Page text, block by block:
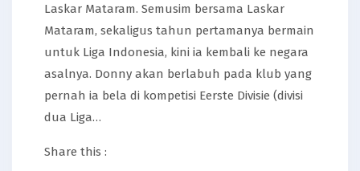
Laskar Mataram. Semusim bersama Laskar
Mataram, sekaligus tahun pertamanya bermain
untuk Liga Indonesia, kini ia kembali ke negara
asalnya. Donny akan berlabuh pada klub yang
pernah ia bela di kompetisi Eerste Divisie (divisi
dua Liga…
Share this :